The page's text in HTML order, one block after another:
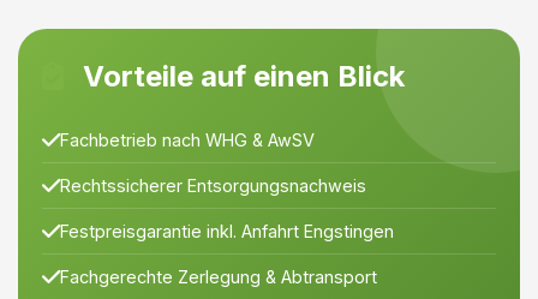
Vorteile auf einen Blick
Fachbetrieb nach WHG & AwSV
Rechtssicherer Entsorgungsnachweis
Festpreisgarantie inkl. Anfahrt Engstingen
Fachgerechte Zerlegung & Abtransport